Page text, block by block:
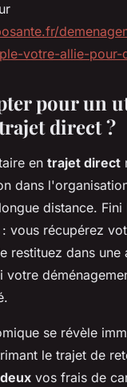
votre-allie-pour-
pour un
direct ?
en trajet direct
dans
distance.
vous récupérez
restituez dans une
votre
se révèle
le trajet de
vos frais de